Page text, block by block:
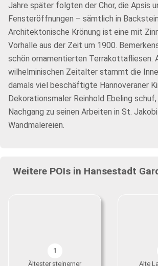
Jahre später folgten der Chor, die Apsis
Fensteröffnungen – sämtlich in
Architektonische Krönung ist eine mit
Vorhalle aus der Zeit um 1900.
schön ornamentierten Terrakottafliesen.
wilhelminischen Zeitalter stammt die
damals viel beschäftigte Hannoveraner
Dekorationsmaler Reinhold Ebeling
Nachgang zu seinen Arbeiten in St.
Wandmalereien.
Weitere POIs in Hansestadt
1
Ältester steinerner
Alte